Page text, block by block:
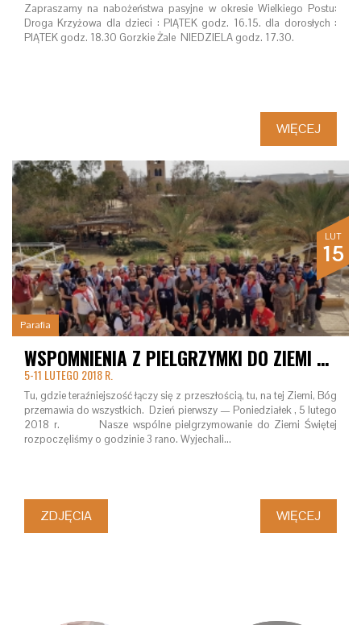
Zapraszamy na nabożeństwa pasyjne w okresie Wielkiego Postu:
Droga Krzyżowa dla dzieci : PIĄTEK godz. 16.15. dla dorosłych :
PIĄTEK godz. 18.30 Gorzkie Żale NIEDZIELA godz. 17.30.
WIĘCEJ
LUT
15
Parafia
WSPOMNIENIA Z PIELGRZYMKI DO ZIEMI ŚWIĘTEJ
5-11 LUTEGO 2018 R.
Tu, gdzie teraźniejszość łączy się z przeszłością, tu, na tej Ziemi, Bóg
przemawia do wszystkich. Dzień pierwszy — Poniedziałek , 5 lutego
2018 r. Nasze wspólne pielgrzymowanie do Ziemi Świętej
rozpoczęliśmy o godzinie 3 rano. Wyjechali…
WIĘCEJ
ZDJĘCIA